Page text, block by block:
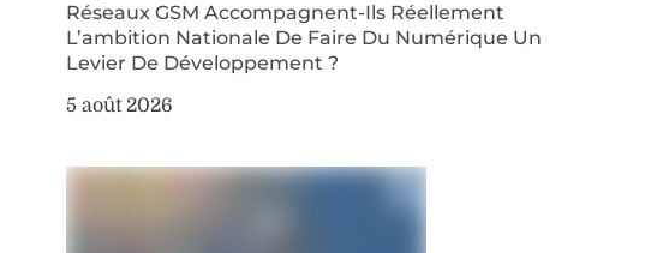
Réseaux GSM Accompagnent-Ils Réellement
L’ambition Nationale De Faire Du Numérique Un
Levier De Développement ?
5 août 2026